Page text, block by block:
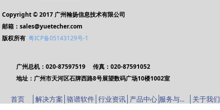
Copyright © 2017 广州翰扬信息技术有限公司
邮箱：sales@yuetecher.com
版权所有 粤ICP备05143129号-1
广州总机：020-87597519 传真：020-87591052
地址：广州市天河区石牌西路8号展望数码广场10楼1002室
首页 解决方案 骆谱软件 行业资讯 产品中心 服务与支持 关于我们